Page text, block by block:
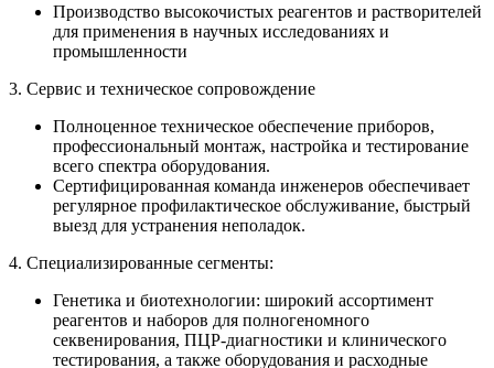
Производство высокочистых реагентов и растворителей
для применения в научных исследованиях и
промышленности
3. Сервис и техническое сопровождение
Полноценное техническое обеспечение приборов,
профессиональный монтаж, настройка и тестирование
всего спектра оборудования.
Сертифицированная команда инженеров обеспечивает
регулярное профилактическое обслуживание, быстрый
выезд для устранения неполадок.
4. Специализированные сегменты:
Генетика и биотехнологии: широкий ассортимент
реагентов и наборов для полногеномного
секвенирования, ПЦР-диагностики и клинического
тестирования, а также оборудования и расходные